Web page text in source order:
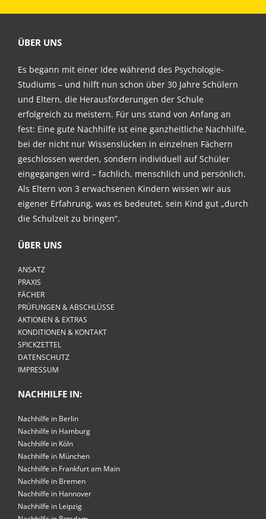
ÜBER UNS
Es begann mit einer Idee während des Psychologie-
Studiums – und hilft nun schon über 30 Jahre Schülern
und Eltern, die Herausforderungen der Schule
erfolgreich zu meistern. Für uns stand von Anfang an
fest: Eine gute Nachhilfe ist eine ganzheitliche Nachhilfe,
bei der nicht nur Wissenslücken in einzelnen Fächern
geschlossen werden, sondern individuell auf Schüler
eingegangen wird – fachlich, menschlich und persönlich.
Als Eltern von 3 erwachsenen Kindern wissen wir aus
eigener Erfahrung, was es bedeutet, sein Kind gut „durch
die Schulzeit zu bringen“.
ÜBER UNS
ANSATZ
PRAXIS
FÄCHER
PRÜFUNGEN & ABSCHLÜSSE
AKTIONEN & EXTRAS
KONDITIONEN & KONTAKT
SPICKZETTEL
DATENSCHUTZ
IMPRESSUM
NACHHILFE IN:
Nachhilfe in Berlin
Nachhilfe in Hamburg
Nachhilfe in Köln
Nachhilfe in München
Nachhilfe in Frankfurt am Main
Nachhilfe in Bremen
Nachhilfe in Hannover
Nachhilfe in Leipzig